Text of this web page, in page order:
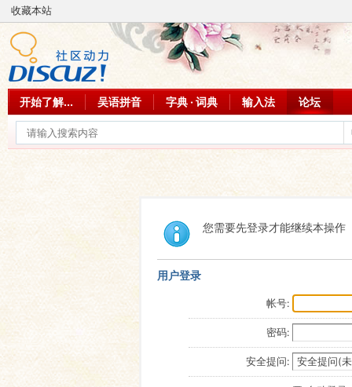
收藏本站
开始了解... 吴语拼音 字典 · 词典 输入法 论坛
您需要先登录才能继续本操作
用户登录
帐号:
密码:
安全提问: